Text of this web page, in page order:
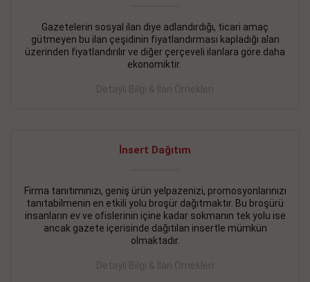
Gazetelerin sosyal ilan diye adlandırdığı, ticari amaç
gütmeyen bu ilan çeşidinin fiyatlandırması kapladığı alan
üzerinden fiyatlandırılır ve diğer çerçeveli ilanlara göre daha
ekonomiktir.
Detaylı Bilgi & İlan Örnekleri
İnsert Dağıtım
Firma tanıtımınızı, geniş ürün yelpazenizi, promosyonlarınızı
tanıtabilmenin en etkili yolu broşür dağıtmaktır. Bu broşürü
insanların ev ve ofislerinin içine kadar sokmanın tek yolu ise
ancak gazete içerisinde dağıtılan insertle mümkün
olmaktadır.
Detaylı Bilgi & İlan Örnekleri
İŞYERİ KİRALIK İlanı - 11.09.2018
BEYLİKDÜZÜ Kavaklıda 4 katlı bina
DEVREMÜLK KİRALIK İlanı- 11.09.2018
SİNYE Tekstile Şoförlüğü olan 35 yaşını aşmamış, Depo
elemanı alınacaktır. Osmanbey, Şişli